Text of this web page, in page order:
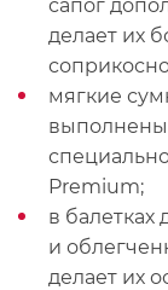
сапог
делает их
мягкие
выполнены
Premium;
в балетках
и
делает их